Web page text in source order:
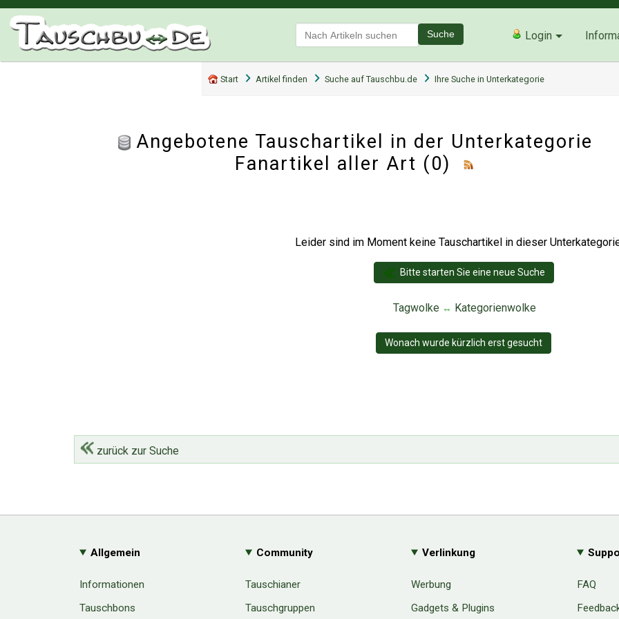
Suche Login
Start Artikel finden Suche auf Tauschbu.de Ihre Suche in Unterkategorie
Angebotene Tauschartikel in der Unterkategorie
Fanartikel aller Art (0)
Leider sind im Moment keine Tauschartikel in dieser
Bitte starten Sie eine neue Suche
Tagwolke ↔ Kategorienwolke
Wonach wurde kürzlich erst gesucht
zurück zur Suche
Allgemein
Informationen
Tauschbons
Community
Tauschianer
Tauschgruppen
Verlinkung
Werbung
Gadgets & Plugins
FAQ